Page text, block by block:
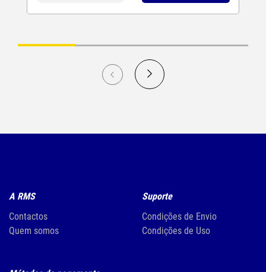
A RMS
Contactos
Quem somos
Suporte
Condições de Envio
Condições de Uso